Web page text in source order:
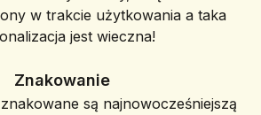
w trakcie użytkowania a taka
jest wieczna!
Znakowanie
są najnowocześniejszą